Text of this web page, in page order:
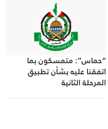
“حماس”: متمسكون بما
اتفقنا عليه بشأن تطبيق
المرحلة الثانية